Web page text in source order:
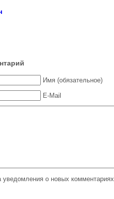
Имя (обязательное)
E-Mail
уведомления о новых комментариях